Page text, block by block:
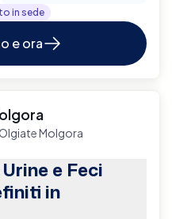
in sede
e ora
Molgora
e Feci
in